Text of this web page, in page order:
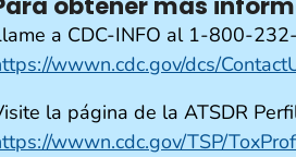
a CDC-INFO al 1-800-
wwwn.cdc.gov/dcs/
la página de la ATSDR
wwwn.cdc.gov/TSP/